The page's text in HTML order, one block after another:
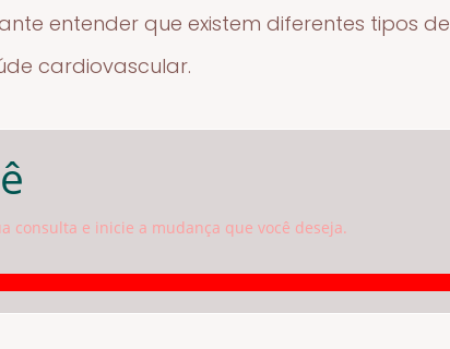
entender que existem diferentes tipos de
cardiovascular.
consulta e inicie a mudança que você deseja.